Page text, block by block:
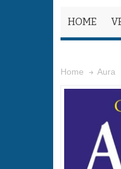
HOME
Home Aura